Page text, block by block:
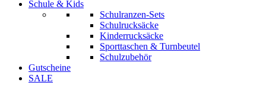
Schule & Kids
Schulranzen-Sets
Schulrucksäcke
Kinderrucksäcke
Sporttaschen & Turnbeutel
Schulzubehör
Gutscheine
SALE